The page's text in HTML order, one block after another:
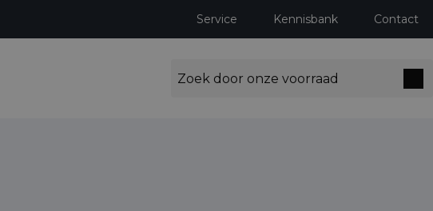
Service Kennisbank Contact